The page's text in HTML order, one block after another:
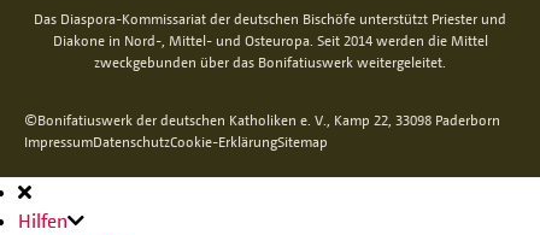
Das Diaspora-Kommissariat der deutschen Bischöfe unterstützt Priester und
Diakone in Nord-, Mittel- und Osteuropa. Seit 2014 werden die Mittel
zweckgebunden über das Bonifatiuswerk weitergeleitet.
©Bonifatiuswerk der deutschen Katholiken e. V., Kamp 22, 33098 Paderborn
ImpressumDatenschutzCookie-ErklärungSitemap
Hauptnavigation
Hilfen